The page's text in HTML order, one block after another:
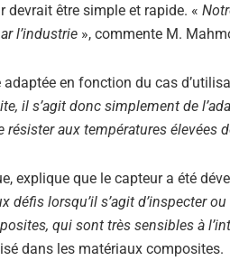
être simple et rapide. «
l’industrie », commente M.
en fonction du cas
il s’agit donc simplement de
aux températures élevées
explique que le capteur a été
lorsqu’il s’agit d’inspecter
qui sont très sensibles à
dans les matériaux composites.